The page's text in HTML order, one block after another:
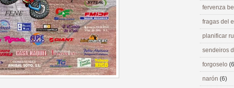
fervenza
fragas del
planificar
sendeiros
forgoselo
narón (6)